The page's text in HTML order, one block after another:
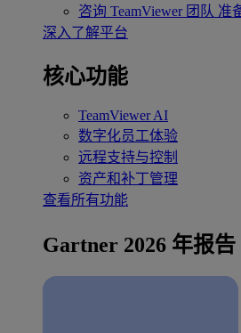
咨询 TeamViewer 团队 准
深入了解平台
核心功能
TeamViewer AI
数字化员工体验
远程支持与控制
资产和补丁管理
查看所有功能
Gartner 2026 年报告